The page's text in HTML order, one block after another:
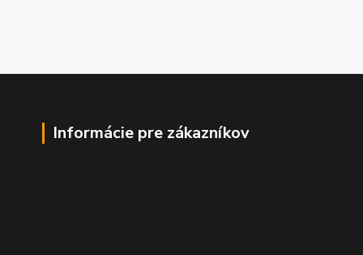
Informácie pre zákazníkov